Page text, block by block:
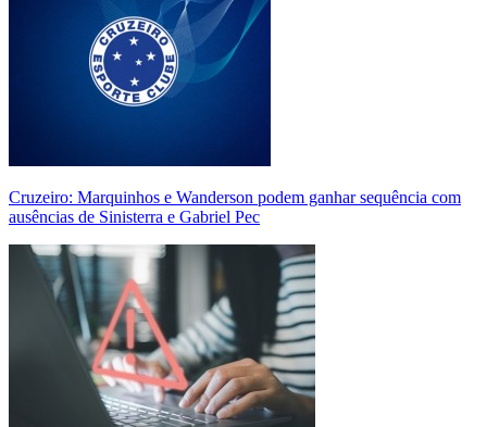
Cruzeiro: Marquinhos e Wanderson podem ganhar sequência com
ausências de Sinisterra e Gabriel Pec